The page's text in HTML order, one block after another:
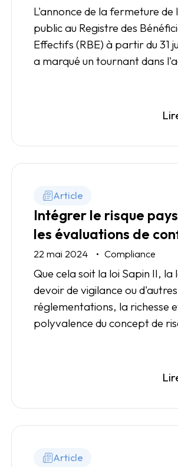
L'annonce de la fermeture de
public au Registre des
Effectifs (RBE) à partir du 31
a marqué un tournant dans
Article
Intégrer le risque
les évaluations de
22 mai 2024 Compliance
Que cela soit la loi Sapin II, la
devoir de vigilance ou d'autres
réglementations, la richesse
polyvalence du concept de
Article